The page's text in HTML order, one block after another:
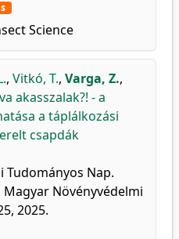
Science
, Vitkó, T., Varga, Z.,
akasszalak?! - a
a táplálkozási
csapdák
Tudományos Nap.
Növényvédelmi
2025.